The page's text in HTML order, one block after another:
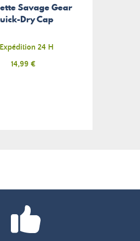
Savage Gear
Dry Cap
Expédition 24 H
Prix
14,99 €